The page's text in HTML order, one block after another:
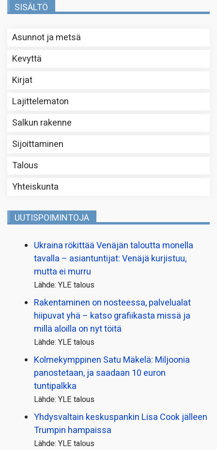
SISÄLTÖ
Asunnot ja metsä
Kevyttä
Kirjat
Lajittelematon
Salkun rakenne
Sijoittaminen
Talous
Yhteiskunta
UUTISPOIMINTOJA
Ukraina rökittää Venäjän taloutta monella
tavalla – asiantuntijat: Venäjä kurjistuu,
mutta ei murru
Lähde: YLE talous
Rakentaminen on nosteessa, palvelualat
hiipuvat yhä – katso grafiikasta missä ja
millä aloilla on nyt töitä
Lähde: YLE talous
Kolmekymppinen Satu Mäkelä: Miljoonia
panostetaan, ja saadaan 10 euron
tuntipalkka
Lähde: YLE talous
Yhdysvaltain keskuspankin Lisa Cook jälleen
Trumpin hampaissa
Lähde: YLE talous